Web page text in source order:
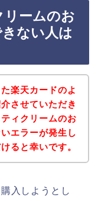
リームのお
ない人は
楽天カードのよ
させていただき
ィクリームのお
エラーが発生し
ると幸いです。
入しようとし